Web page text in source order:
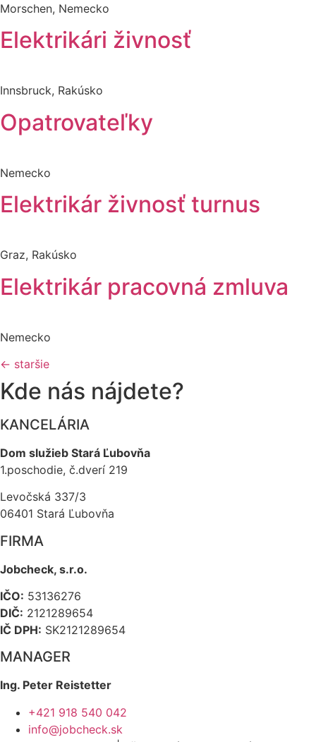
Morschen, Nemecko
Elektrikári živnosť
Innsbruck, Rakúsko
Opatrovateľky
Nemecko
Elektrikár živnosť turnus
Graz, Rakúsko
Elektrikár pracovná zmluva
Nemecko
← staršie
Kde nás nájdete?
KANCELÁRIA
Dom služieb Stará Ľubovňa
1.poschodie, č.dverí 219
Levočská 337/3
06401 Stará Ľubovňa
FIRMA
Jobcheck, s.r.o.
IČO: 53136276
DIČ: 2121289654
IČ DPH: SK2121289654
MANAGER
Ing. Peter Reistetter
+421 918 540 042
info@jobcheck.sk